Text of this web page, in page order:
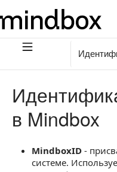
в Mindbox
MindboxID -
системе.